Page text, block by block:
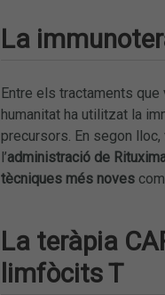
La
Entre els tractaments
humanitat ha utilitzat la
precursors. En segon
l’administració de
tècniques més noves
La teràpia
limfòcits T